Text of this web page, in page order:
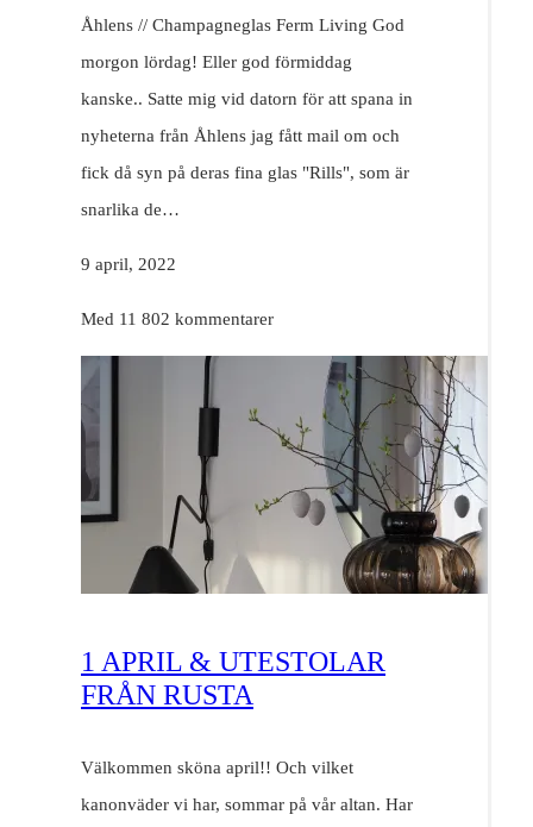
Åhlens // Champagneglas Ferm Living God
morgon lördag! Eller god förmiddag
kanske.. Satte mig vid datorn för att spana in
nyheterna från Åhlens jag fått mail om och
fick då syn på deras fina glas "Rills", som är
snarlika de…
9 april, 2022
Med 11 802 kommentarer
1 APRIL & UTESTOLAR
FRÅN RUSTA
Välkommen sköna april!! Och vilket
kanonväder vi har, sommar på vår altan. Har